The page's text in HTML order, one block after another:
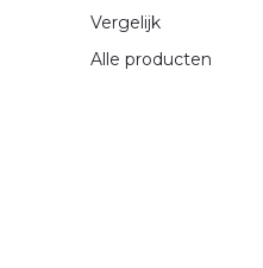
Vergelijk
Alle producten